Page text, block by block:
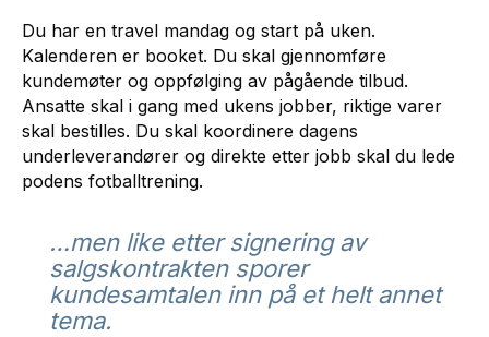
Du har en travel mandag og start på uken.
Kalenderen er booket. Du skal gjennomføre
kundemøter og oppfølging av pågående tilbud.
Ansatte skal i gang med ukens jobber, riktige varer
skal bestilles. Du skal koordinere dagens
underleverandører og direkte etter jobb skal du lede
podens fotballtrening.
…men like etter signering av
salgskontrakten sporer
kundesamtalen inn på et helt annet
tema.